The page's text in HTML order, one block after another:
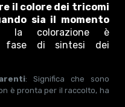
il colore dei tricomi
sia il momento
la colorazione è
fase di sintesi dei
: Significa che sono
è pronta per il raccolto, ha